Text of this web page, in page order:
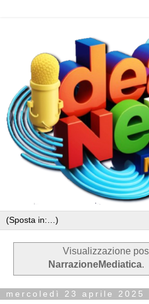
Visualizzazione
NarrazioneMediatica.
mercoledì 23 aprile 2025